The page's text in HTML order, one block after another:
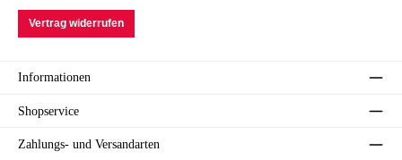
Vertrag widerrufen
Informationen
Shopservice
Zahlungs- und Versandarten